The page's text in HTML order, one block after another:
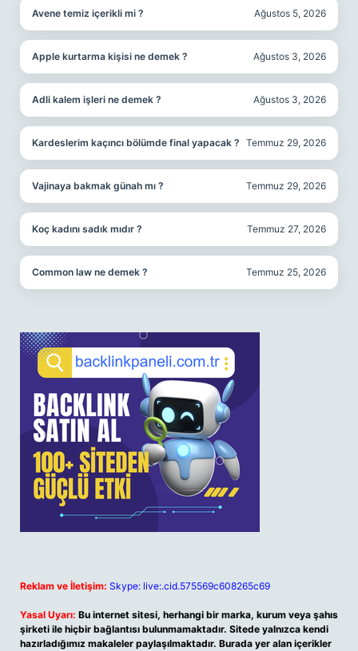
Avene temiz içerikli mi ? Ağustos 5, 2026
Apple kurtarma kişisi ne demek ? Ağustos 3, 2026
Adli kalem işleri ne demek ? Ağustos 3, 2026
Kardeslerim kaçıncı bölümde final yapacak ? Temmuz 29, 2026
Vajinaya bakmak günah mı ? Temmuz 29, 2026
Koç kadını sadık mıdır ? Temmuz 27, 2026
Common law ne demek ? Temmuz 25, 2026
Reklam ve İletişim: Skype: live:.cid.575569c608265c69
Yasal Uyarı: Bu internet sitesi, herhangi bir marka, kurum veya şahıs
şirketi ile hiçbir bağlantısı bulunmamaktadır. Sitede yalnızca kendi
hazırladığımız makaleler paylaşılmaktadır. Burada yer alan içerikler